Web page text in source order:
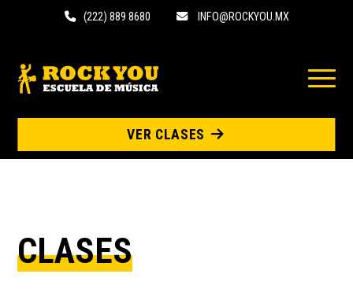
(222) 889 8680 INFO@ROCKYOU.MX
VER CLASES
CLASES